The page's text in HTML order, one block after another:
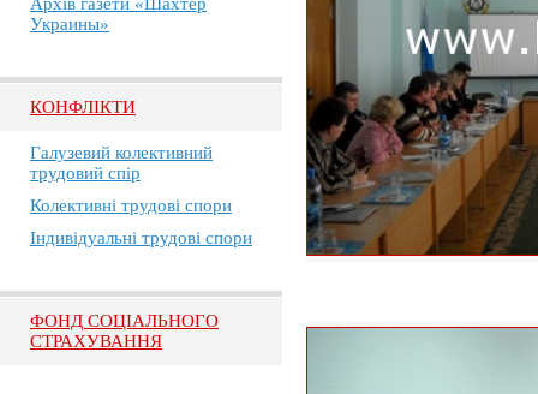
Украины»
КОНФЛІКТИ
Галузевий колективний
трудовий спір
Колективні трудові спори
Індивідуальні трудові спори
ФОНД СОЦІАЛЬНОГО
СТРАХУВАННЯ